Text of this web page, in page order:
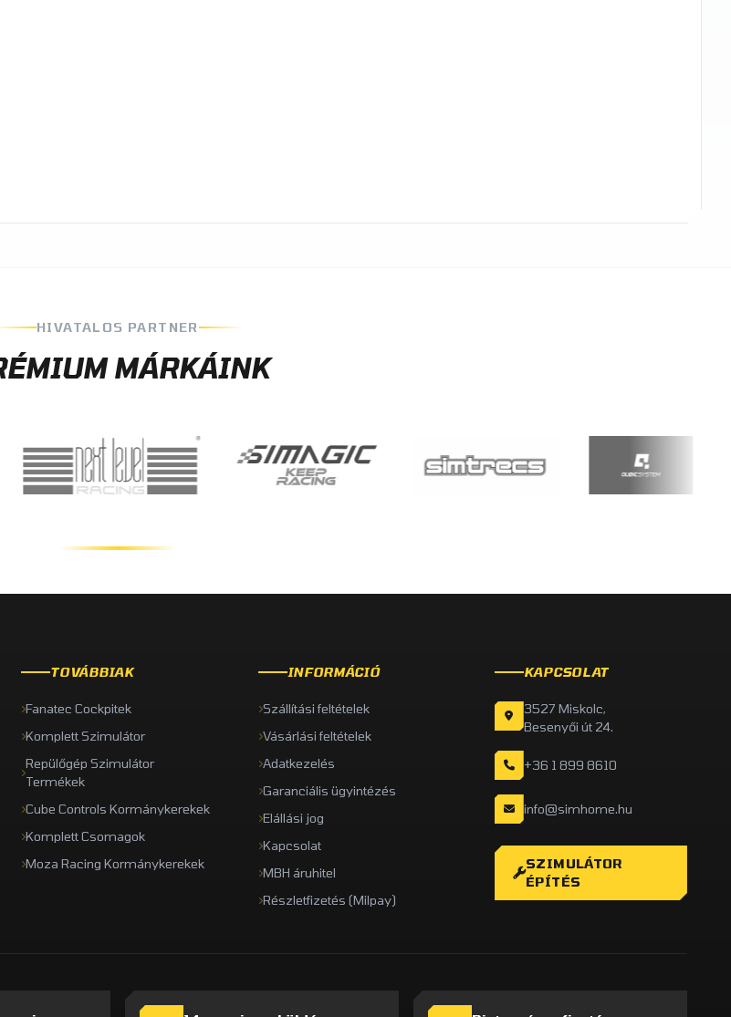
HIVATALOS PARTNER
MÁRKÁINK
TOVÁBBIAK
Fanatec Cockpitek
Komplett Szimulátor
Repülőgép Szimulátor
Termékek
Cube Controls Kormánykerekek
Komplett Csomagok
Moza Racing Kormánykerekek
INFORMÁCIÓ
Szállítási feltételek
Vásárlási feltételek
Adatkezelés
Garanciális ügyintézés
Elállási jog
Kapcsolat
MBH áruhitel
Részletfizetés (Milpay)
KAPCSOLAT
3527 Miskolc,
Besenyői út 24.
+36 1 899 8610
info@simhome.hu
SZIMULÁTOR
ÉPÍTÉS